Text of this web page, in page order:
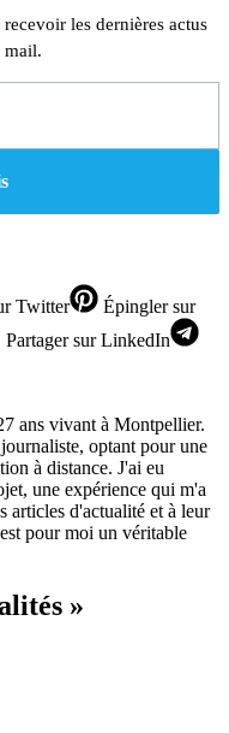
les dernières actus
mail.
Twitter Épinglersur
Partagersur LinkedIn
ans vivant à Montpellier.
optant pour une
à distance. J'ai eu
une expérience qui m'a
articles d'actualité et à leur
pour moi un véritable
»